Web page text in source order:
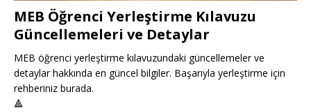
MEB Öğrenci Yerleştirme Kılavuzu
Güncellemeleri ve Detaylar
MEB öğrenci yerleştirme kılavuzundaki güncellemeler ve
detaylar hakkında en güncel bilgiler. Başarıyla yerleştirme için
rehberiniz burada.
🔺